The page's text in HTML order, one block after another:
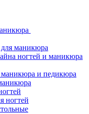
маникюра
ногтей и маникюра
и педикюра
ногтей